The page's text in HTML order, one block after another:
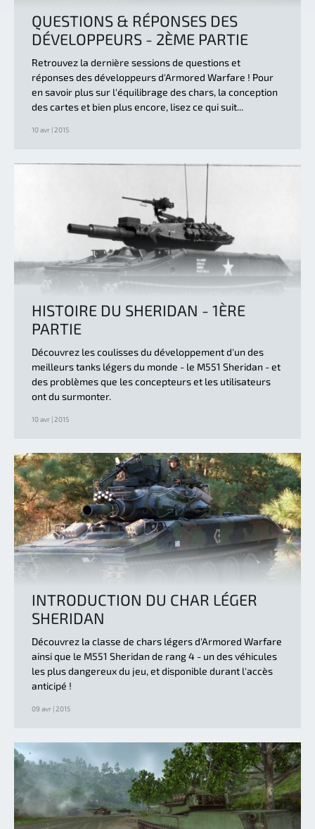
QUESTIONS & RÉPONSES DES
DÉVELOPPEURS - 2ÈME PARTIE
Retrouvez la dernière sessions de questions et
réponses des développeurs d'Armored Warfare ! Pour
en savoir plus sur l'équilibrage des chars, la conception
des cartes et bien plus encore, lisez ce qui suit...
10 avr | 2015
HISTOIRE DU SHERIDAN - 1ÈRE
PARTIE
Découvrez les coulisses du développement d'un des
meilleurs tanks légers du monde - le M551 Sheridan - et
des problèmes que les concepteurs et les utilisateurs
ont du surmonter.
10 avr | 2015
INTRODUCTION DU CHAR LÉGER
SHERIDAN
Découvrez la classe de chars légers d'Armored Warfare
ainsi que le M551 Sheridan de rang 4 - un des véhicules
les plus dangereux du jeu, et disponible durant l'accès
anticipé !
09 avr | 2015